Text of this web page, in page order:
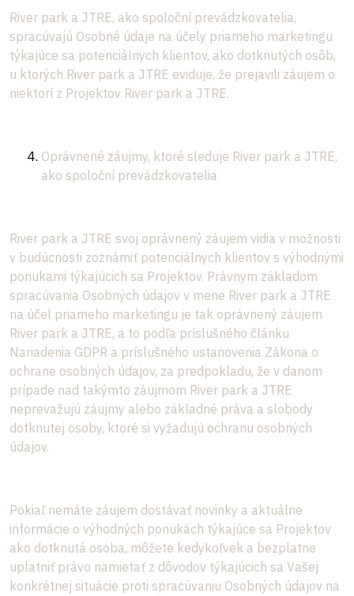
River park a JTRE, ako spoloční prevádzkovatelia,
spracúvajú Osobné údaje na účely priameho marketingu
týkajúce sa potenciálnych klientov, ako dotknutých osôb,
u ktorých River park a JTRE eviduje, že prejavili záujem o
niektorí z Projektov River park a JTRE.
Oprávnené záujmy, ktoré sleduje River park a JTRE,
ako spoloční prevádzkovatelia
River park a JTRE svoj oprávnený záujem vidia v možnosti
v budúcnosti zoznámiť potenciálnych klientov s výhodnými
ponukami týkajúcich sa Projektov. Právnym základom
spracúvania Osobných údajov v mene River park a JTRE
na účel priameho marketingu je tak oprávnený záujem
River park a JTRE, a to podľa príslušného článku
Nariadenia GDPR a príslušného ustanovenia Zákona o
ochrane osobných údajov, za predpokladu, že v danom
prípade nad takýmto záujmom River park a JTRE
neprevažujú záujmy alebo základné práva a slobody
dotknutej osoby, ktoré si vyžadujú ochranu osobných
údajov.
Pokiaľ nemáte záujem dostávať novinky a aktuálne
informácie o výhodných ponukách týkajúce sa Projektov
ako dotknutá osoba, môžete kedykoľvek a bezplatne
uplatniť právo namietať z dôvodov týkajúcich sa Vašej
konkrétnej situácie proti spracúvaniu Osobných údajov na